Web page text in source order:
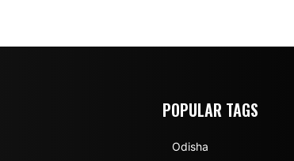
POPULAR TAGS
Odisha